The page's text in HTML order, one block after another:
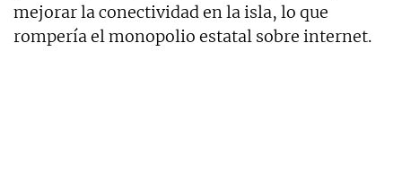
mejorar la conectividad en la isla, lo que
rompería el monopolio estatal sobre internet.